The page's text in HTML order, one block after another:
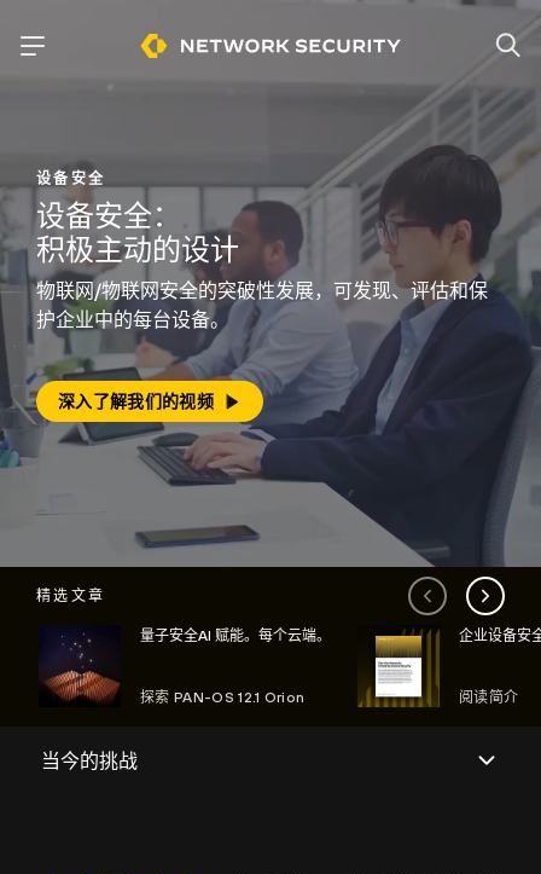
设备安全
设备安全：
积极主动的设计
物联网/物联网安全的突破性发展，可发现、评估和保
护企业中的每台设备。
深入了解我们的视频
精选文章
量子安全AI 赋能。每个云端。
探索 PAN-OS 12.1 Orion
企业设备安
阅读简介